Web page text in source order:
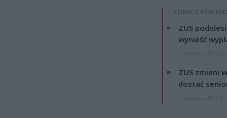
ZOBACZ
ZUS
wynieść
ZUS zmieni
dostać